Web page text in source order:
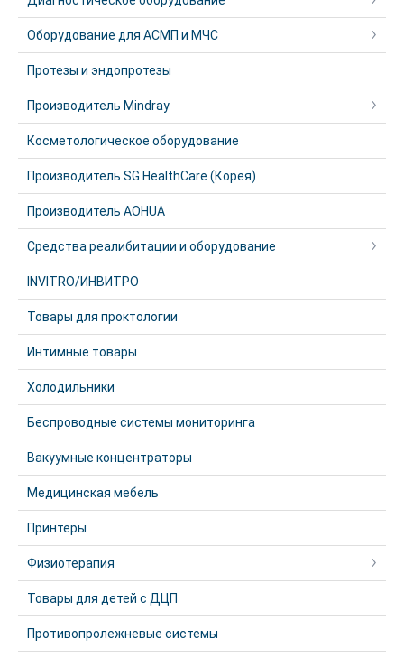
Оборудование для АСМП и МЧС
Протезы и эндопротезы
Производитель Mindray
Косметологическое оборудование
Производитель SG HealthCare (Корея)
Производитель AOHUA
Средства реалибитации и оборудование
INVITRO/ИНВИТРО
Товары для проктологии
Интимные товары
Холодильники
Беспроводные системы мониторинга
Вакуумные концентраторы
Медицинская мебель
Принтеры
Физиотерапия
Товары для детей с ДЦП
Противопролежневые системы